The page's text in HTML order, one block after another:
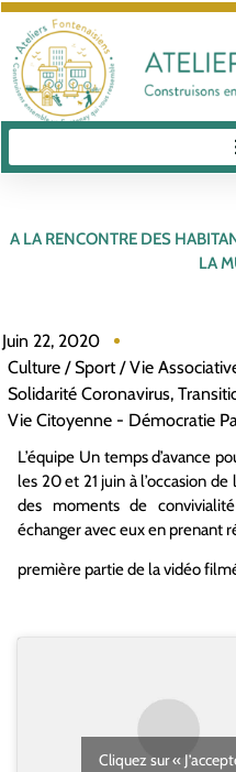
A LA RENCONTRE DES
LA
Juin 22, 2020
Culture / Sport / Vie
Solidarité Coronavirus,
Vie Citoyenne - Démocratie
L’équipe Un temps d’avance
les 20 et 21 juin à l’occasion
des moments de
échanger avec eux en prenant
première partie de la vidéo
Cliquez sur «